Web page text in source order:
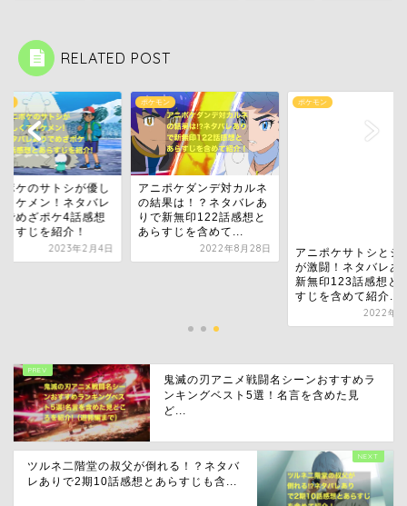
RELATED POST
ポケのサトシが優し
イケメン！ネタバレ
でめざポケ4話感想
らすじを紹介！
2023年2月4日
ポケモン
アニポケダンデ対カルネ
の結果は！？ネタバレあ
りで新無印122話感想と
あらすじを含めて...
2022年8月28日
ポケモン
アニポケサトシとシ
が激闘！ネタバレあ
新無印123話感想と
すじを含めて紹介...
2022年9
鬼滅の刃アニメ戦闘名シーンおすすめラ
ンキングベスト5選！名言を含めた見
ど...
ツルネ二階堂の叔父が倒れる！？ネタバ
レありで2期10話感想とあらすじも含...